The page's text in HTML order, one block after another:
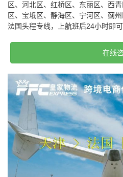
区、河北区、红桥区、东丽区、西
区、宝坻区、静海区、宁河区、蓟
法国头程专线，上航班后24小时即
在线